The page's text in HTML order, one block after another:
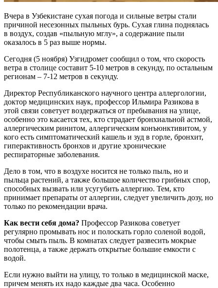
Вчера в Узбекистане сухая погода и сильные ветры стали
причиной несезонных пыльных бурь. Сухая глина поднялась
в воздух, создав «пыльную мглу», а содержание пыли
оказалось в 5 раз выше нормы.
Сегодня (5 ноября) Узгидромет сообщил о том, что скорость
ветра в столице составит 5-10 метров в секунду, по остальным
регионам – 7-12 метров в секунду.
Директор Республиканского научного центра аллергологии,
доктор медицинских наук, профессор Ильмира Разикова в
этой связи советует воздержаться от пребывания на улице,
особенно это касается тех, кто страдает бронхиальной астмой,
аллергическим ринитом, аллергическим конъюнктивитом, у
кого есть симптоматический кашель и зуд в горле, бронхит,
гиперактивность бронхов и другие хронические
респираторные заболевания.
Дело в том, что в воздухе носится не только пыль, но и
пыльца растений, а также большое количество грибных спор,
способных вызвать или усугубить аллергию. Тем, кто
принимает препараты от аллергии, следует увеличить дозу, но
только по рекомендации врача.
Как вести себя дома? Профессор Разикова советует
регулярно промывать нос и полоскать горло соленой водой,
чтобы смыть пыль. В комнатах следует развесить мокрые
полотенца, а также держать открытые большие емкости с
водой.
Если нужно выйти на улицу, то только в медицинской маске,
причем менять их надо каждые два часа. Особенно